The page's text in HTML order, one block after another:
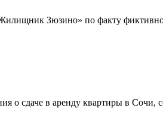
Зюзино» по факту
о сдаче в аренду квартиры в Сочи,